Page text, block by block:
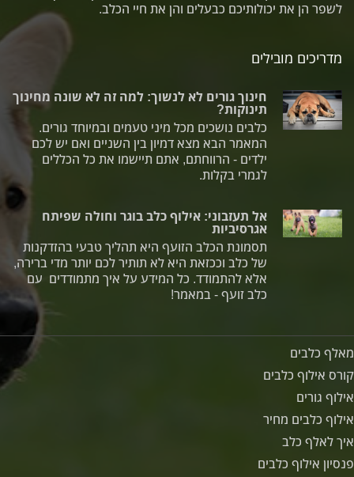
מדריכים מובילים
חינוך גורים לא לנשוך: למה זה לא שונה מחינוך
תינוקות?
כלבים נושכים מכל מיני טעמים ובמיוחד גורים.
המאמר הבא מצא דמיון בין השניים ואם יש לכם
ילדים - הרווחתם, אתם תיישמו את כל הכללים
לגמרי בקלות.
אל תעזבוני: אילוף כלב בוגר וחולה שפיתח
אגרסיביות
תסמונת הכלב הזועף היא תהליך טבעי בהזדקנות
של כלב וככזאת היא לא תותיר לכם יותר מדי ברירה,
אלא להתמודד. כל המידע על איך מתמודדים עם
כלב זועף - במאמר!
לשפר הן את יכולותיכם כבעלים והן את חיי הכלב.
מאלף כלבים
קורס אילוף כלבים
אילוף גורים
אילוף כלבים מחיר
איך לאלף כלב
פנסיון אילוף כלבים